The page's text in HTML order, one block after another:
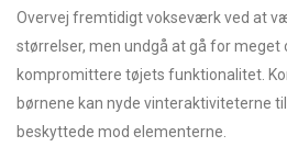
Overvej fremtidigt vokseværk ved at
størrelser, men undgå at gå for meget
kompromittere tøjets funktionalitet.
børnene kan nyde vinteraktiviteterne
beskyttede mod elementerne.